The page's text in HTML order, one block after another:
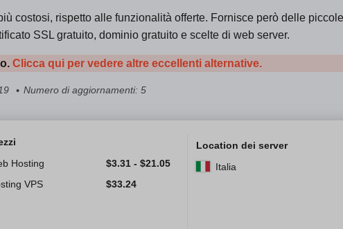
costosi, rispetto alle funzionalità offerte. Fornisce però delle
SSL gratuito, dominio gratuito e scelte di web server.
Clicca qui per vedere altre eccellenti alternative.
Numero di aggiornamenti: 5
Hosting
$3.31 - $21.05
VPS
$33.24
Location dei server
Italia